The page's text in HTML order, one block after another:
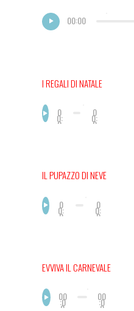
00:00
I REGALI DI NATALE
0
0:
0
0
0:
0
IL PUPAZZO DI NEVE
0
0:
0
0
0:
0
EVVIVA IL CARNEVALE
00
:0 00
:0